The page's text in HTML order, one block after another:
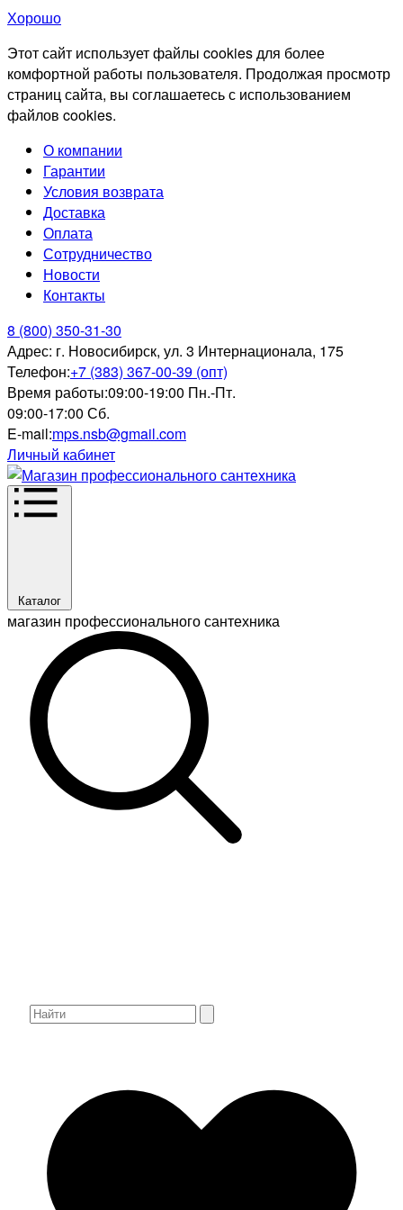
Хорошо
Этот сайт использует файлы cookies для более
комфортной работы пользователя. Продолжая просмотр
страниц сайта, вы соглашаетесь с использованием
файлов cookies.
О компании
Гарантии
Условия возврата
Доставка
Оплата
Сотрудничество
Новости
Контакты
8 (800) 350-31-30
Адрес: г. Новосибирск, ул. 3 Интернационала, 175
Телефон:+7 (383) 367-00-39 (опт)
Время работы:09:00-19:00 Пн.-Пт.
09:00-17:00 Сб.
E-mail:mps.nsb@gmail.com
Личный кабинет
Каталог
магазин профессионального сантехника